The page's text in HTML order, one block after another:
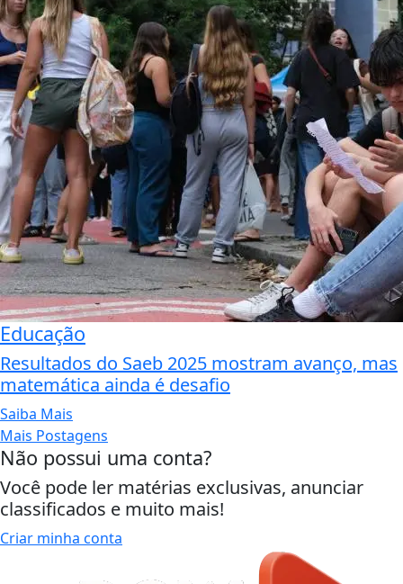
Educação
Resultados do Saeb 2025 mostram avanço, mas
matemática ainda é desafio
Saiba Mais
Mais Postagens
Não possui uma conta?
Você pode ler matérias exclusivas, anunciar
classificados e muito mais!
Criar minha conta